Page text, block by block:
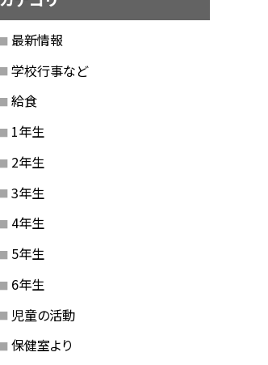
最新情報
学校行事など
給食
1年生
2年生
3年生
4年生
5年生
6年生
児童の活動
保健室より